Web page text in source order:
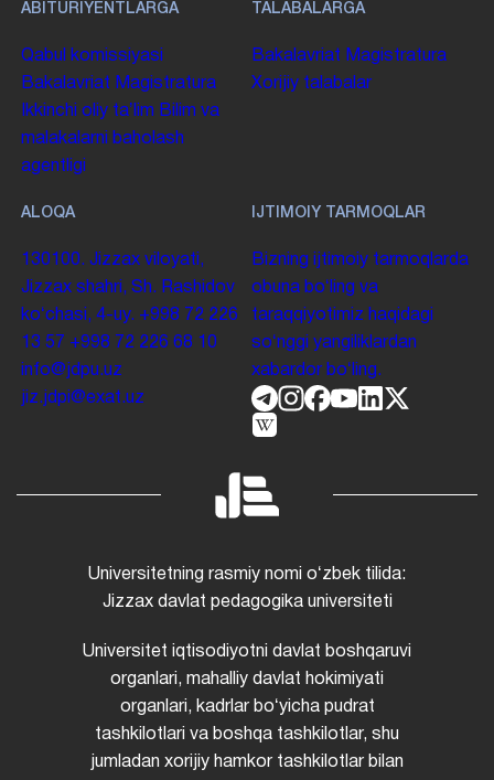
ABITURIYENTLARGA
Qabul komissiyasi
Bakalavriat Magistratura
Ikkinchi oliy taʼlim Bilim va
malakalarni baholash
agentligi
TALABALARGA
Bakalavriat Magistratura
Xorijiy talabalar
ALOQA
130100. Jizzax viloyati,
Jizzax shahri, Sh. Rashidov
koʻchasi, 4-uy. +998 72 226
13 57 +998 72 226 68 10
info@jdpu.uz
jiz.jdpi@exat.uz
IJTIMOIY TARMOQLAR
Bizning ijtimoiy tarmoqlarda
obuna boʻling va
taraqqiyotimiz haqidagi
soʻnggi yangiliklardan
xabardor boʻling.
Universitetning rasmiy nomi oʻzbek tilida:
Jizzax davlat pedagogika universiteti
Universitet iqtisodiyotni davlat boshqaruvi
organlari, mahalliy davlat hokimiyati
organlari, kadrlar boʻyicha pudrat
tashkilotlari va boshqa tashkilotlar, shu
jumladan xorijiy hamkor tashkilotlar bilan